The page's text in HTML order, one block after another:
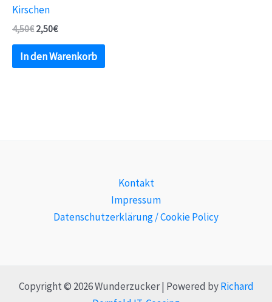
Kirschen
4,50€ 2,50€
In den Warenkorb
Kontakt
Impressum
Datenschutzerklärung / Cookie Policy
Copyright © 2026 Wunderzucker | Powered byRichard